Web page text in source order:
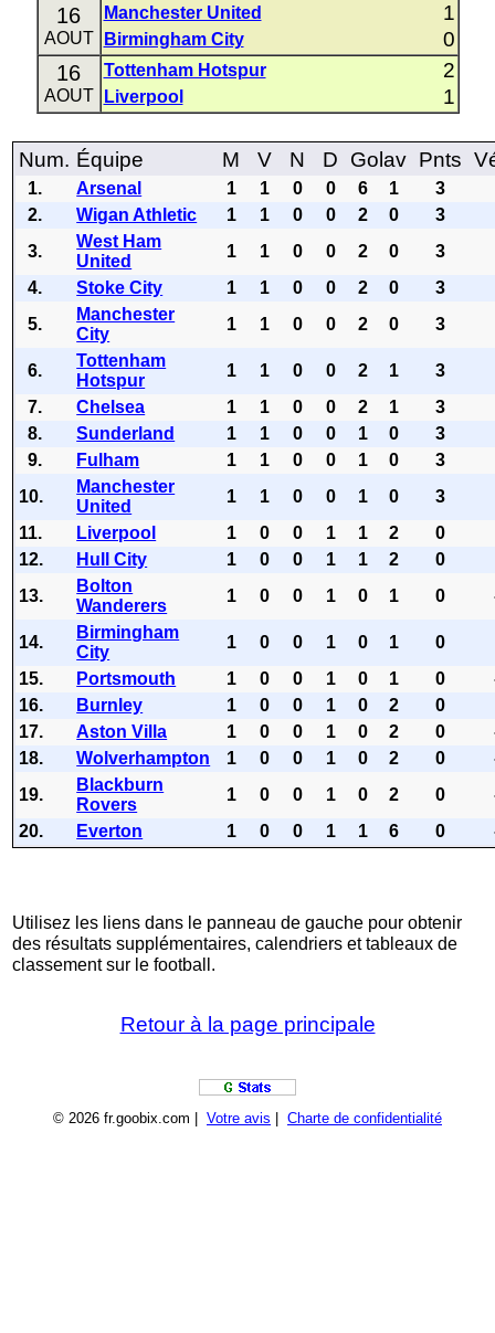
16
AOUT
Manchester United 1
Birmingham City 0
16
AOUT
Tottenham Hotspur 2
Liverpool 1
Num. Équipe M V N D Golav Pnts
1. Arsenal 1 1 0 0 6 1
3
2.
Wigan Athletic 1 1 0 0 2 0
3
3.
West Ham
United
1 1 0 0 2 0
3
4.
Stoke City 1 1 0 0 2 0
3
5.
Manchester
City
1 1 0 0 2 0 3
6.
Tottenham
Hotspur
1 1 0 0 2 1
3
7.
Chelsea 1 1 0 0 2 1
3
8.
Sunderland 1 1 0 0 1 0
3
9.
Fulham 1 1 0 0 1 0
3
10.
Manchester
United
1 1 0 0 1 0
3
11.
Liverpool 1 0 0 1 1 2
0
12.
Hull City 1 0 0 1 1 2
0
13.
Bolton
Wanderers
1 0 0 1 0 1 0
14.
Birmingham
City
1 0 0 1 0 1
0
15.
Portsmouth 1 0 0 1 0 1 0
16.
Burnley 1 0 0 1 0 2
0
17.
Aston Villa 1 0 0 1 0 2 0
18.
Wolverhampton 1 0 0 1 0 2 0
19.
Blackburn
Rovers
1 0 0 1 0 2 0
20.
Everton 1 0 0 1 1 6 0
Utilisez les liens dans le panneau de gauche pour obtenir
des résultats supplémentaires, calendriers et tableaux de
classement sur le football.
Retour à la page principale
© 2026 fr.goobix.com | Votre avis Charte de confidentialité